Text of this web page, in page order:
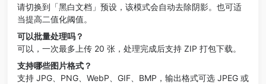
请切换到「黑白文档」预设，该模式会自动去除阴影。也可适
当提高二值化阈值。
可以批量处理吗？
可以，一次最多上传 20 张，处理完成后支持 ZIP 打包下载。
支持哪些图片格式？
支持 JPG、PNG、WebP、GIF、BMP，输出格式可选 JPEG 或